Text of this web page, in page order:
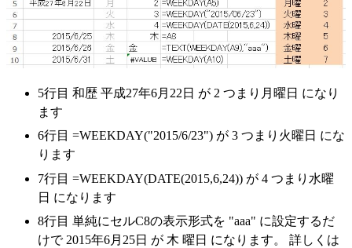
5行目 和歴 平成27年6月22日 が 2 つまり月曜日 になり
ます
6行目 =WEEKDAY("2015/6/23") が 3 つまり火曜日 にな
ります
7行目 =WEEKDAY(DATE(2015,6,24)) が 4 つまり水曜
日 になります
8行目 単純にセルC8の表示形式を "aaa" に設定するだ
けで 2015年6月25日 が 木 曜日 になります。 詳しくは